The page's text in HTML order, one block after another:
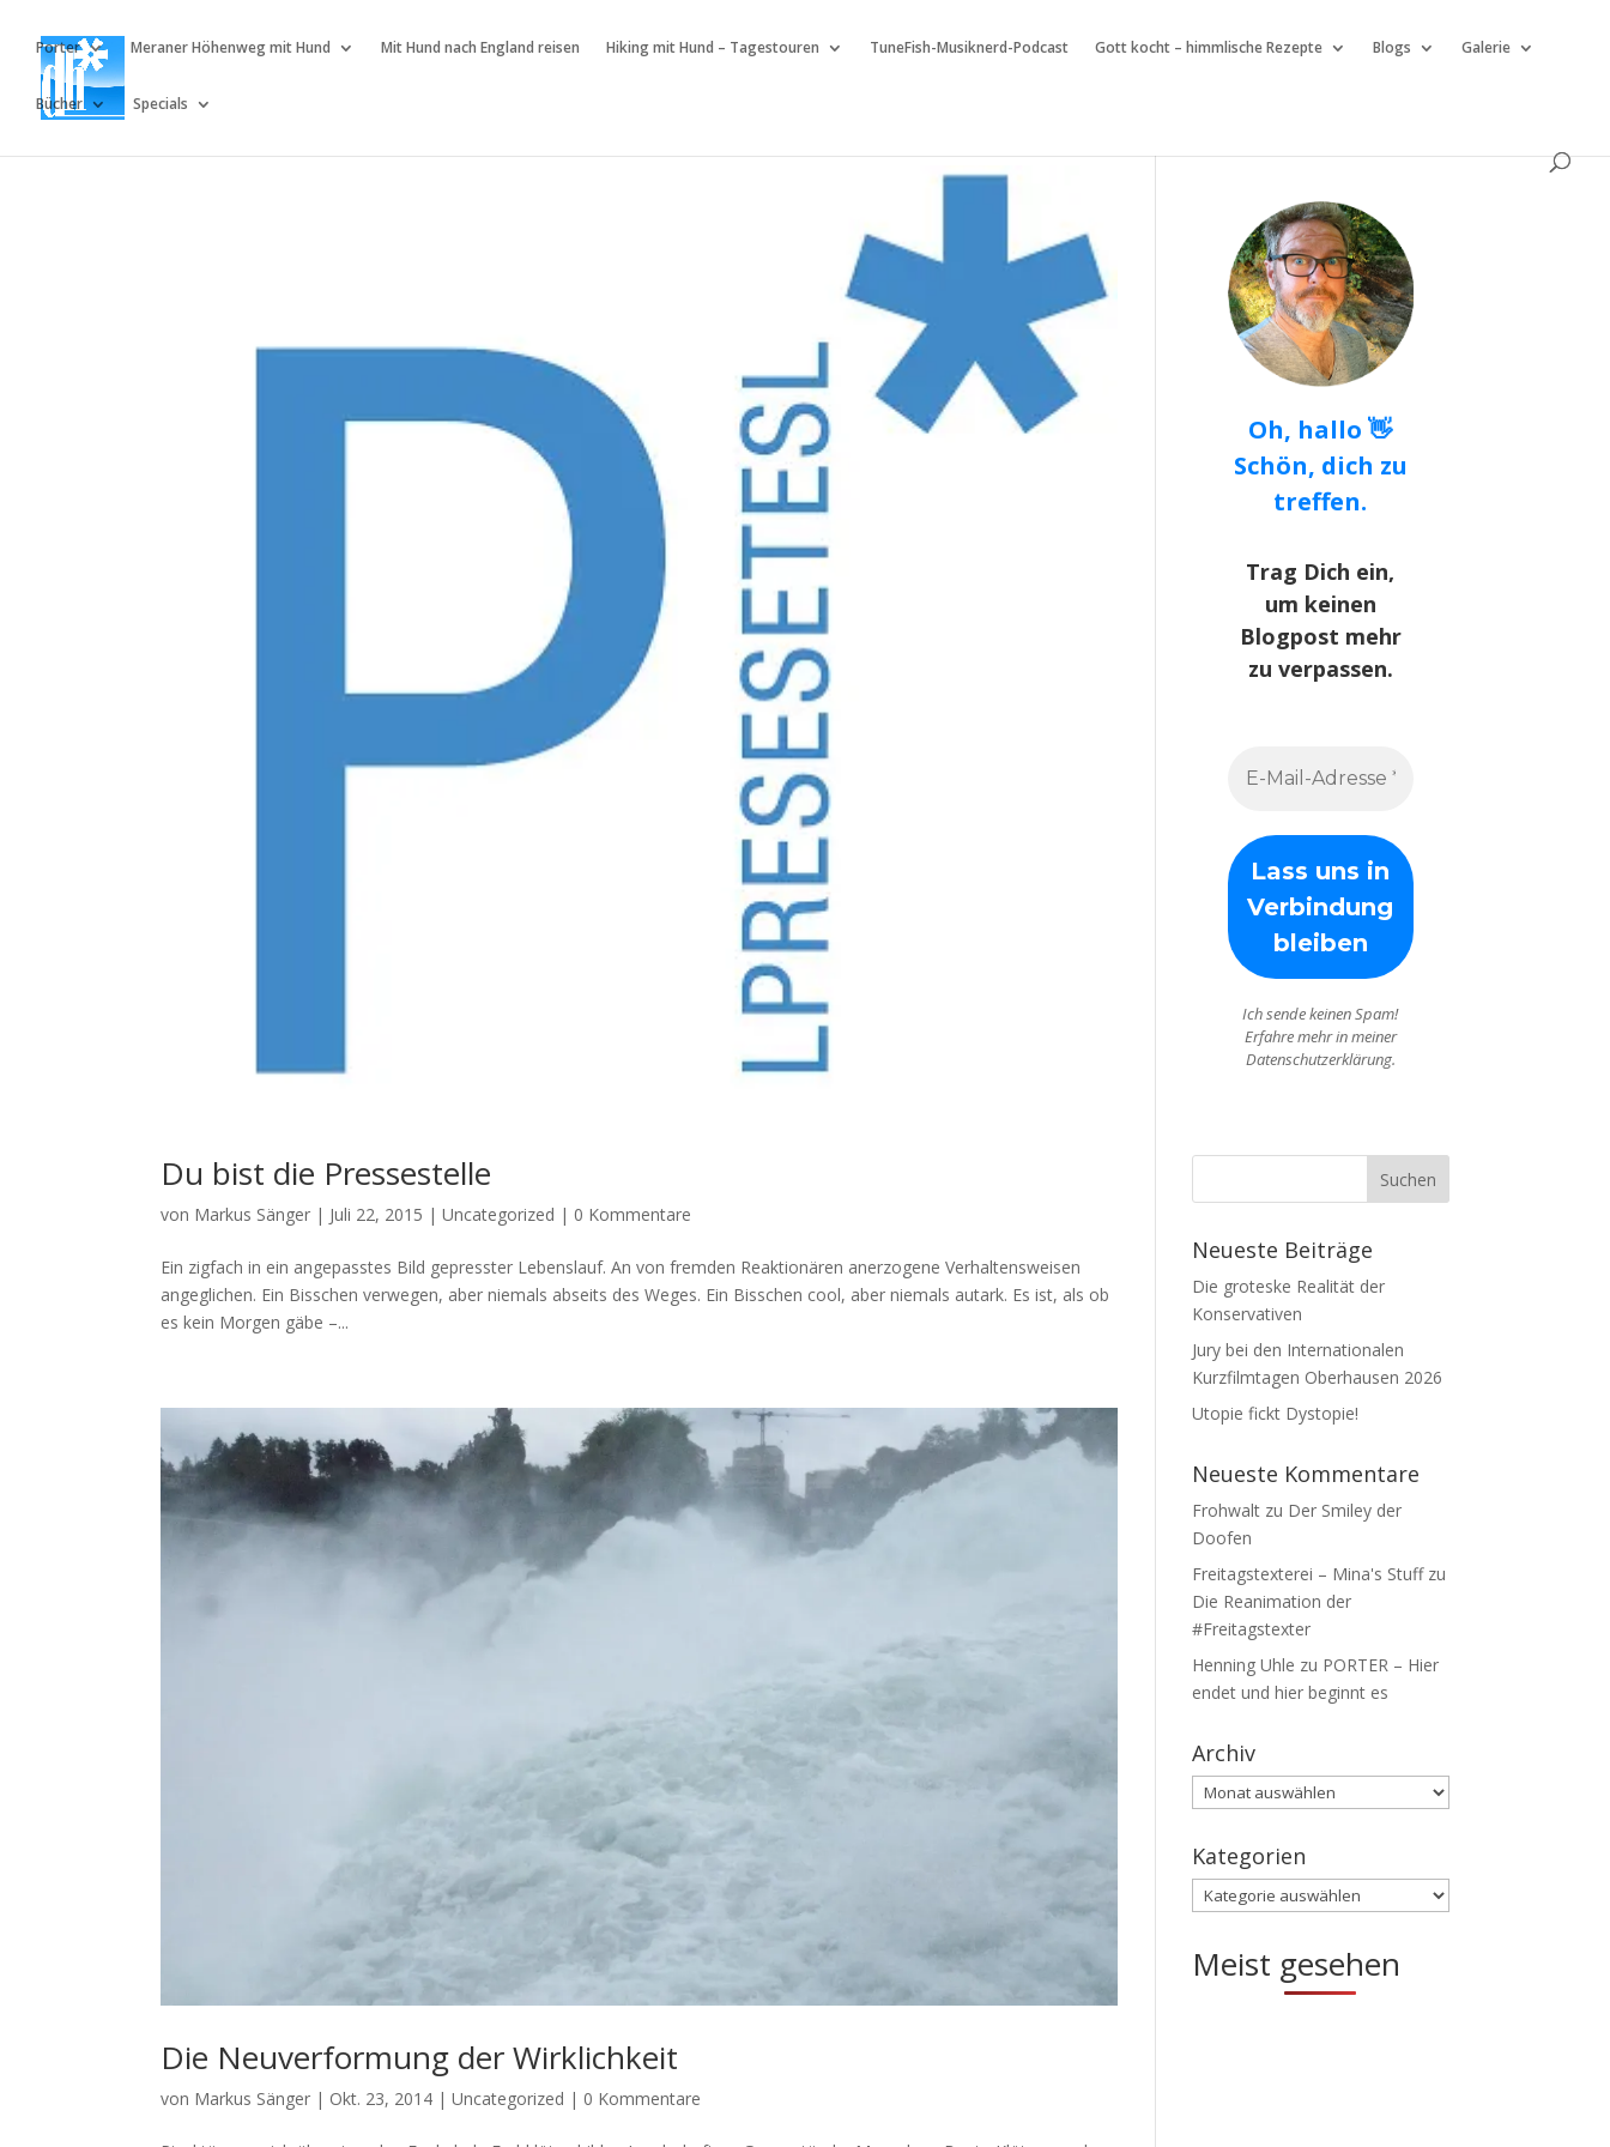
Porter Meraner Höhenweg mit Hund Mit Hund nach England reisen Hiking mit Hund – Tagestouren TuneFish-Musiknerd-Podcast Gott kocht – himmlische Rezepte Blogs Galerie
Bücher Specials
Du bist die Pressestelle
von Markus Sänger | Juli 22, 2015 |Uncategorized | 0 Kommentare
Ein zigfach in ein angepasstes Bild gepresster Lebenslauf. An von fremden Reaktionären anerzogene Verhaltensweisen
angeglichen. Ein Bisschen verwegen, aber niemals abseits des Weges. Ein Bisschen cool, aber niemals autark. Es ist, als ob
es kein Morgen gäbe –...
Die Neuverformung der Wirklichkeit
von Markus Sänger | Okt. 23, 2014 |Uncategorized | 0 Kommentare
Oh, hallo 👋
Schön, dich zu
treffen.
Trag Dich ein,
um keinen
Blogpost mehr
zu verpassen.
Ich sende keinen Spam!
Erfahre mehr in meiner
Datenschutzerklärung.
Neueste Beiträge
Die groteske Realität der
Konservativen
Jury bei den Internationalen
Kurzfilmtagen Oberhausen 2026
Utopie fickt Dystopie!
Neueste Kommentare
Frohwaltzu Der Smiley der
Doofen
Freitagstexterei – Mina's Stuffzu
Die Reanimation der
#Freitagstexter
Henning Uhle zu PORTER – Hier
endet und hier beginnt es
Archiv
Archiv
Kategorien
Kategorien
Meist gesehen